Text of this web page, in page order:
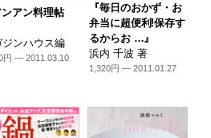
ンアン料理帖
ジンハウス編
円 — 2011.03.10
『毎日のおかず・お
弁当に超便利!保存す
るからお …』
浜内 千波 著
1,320円 — 2011.01.27